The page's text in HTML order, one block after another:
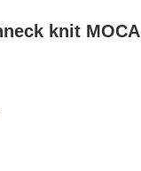
knit MOCA